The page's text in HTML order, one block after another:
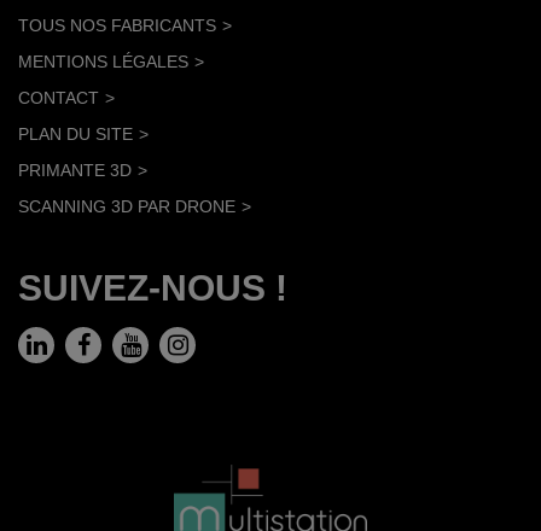
TOUS NOS FABRICANTS
MENTIONS LÉGALES
CONTACT
PLAN DU SITE
PRIMANTE 3D
SCANNING 3D PAR DRONE
SUIVEZ-NOUS !